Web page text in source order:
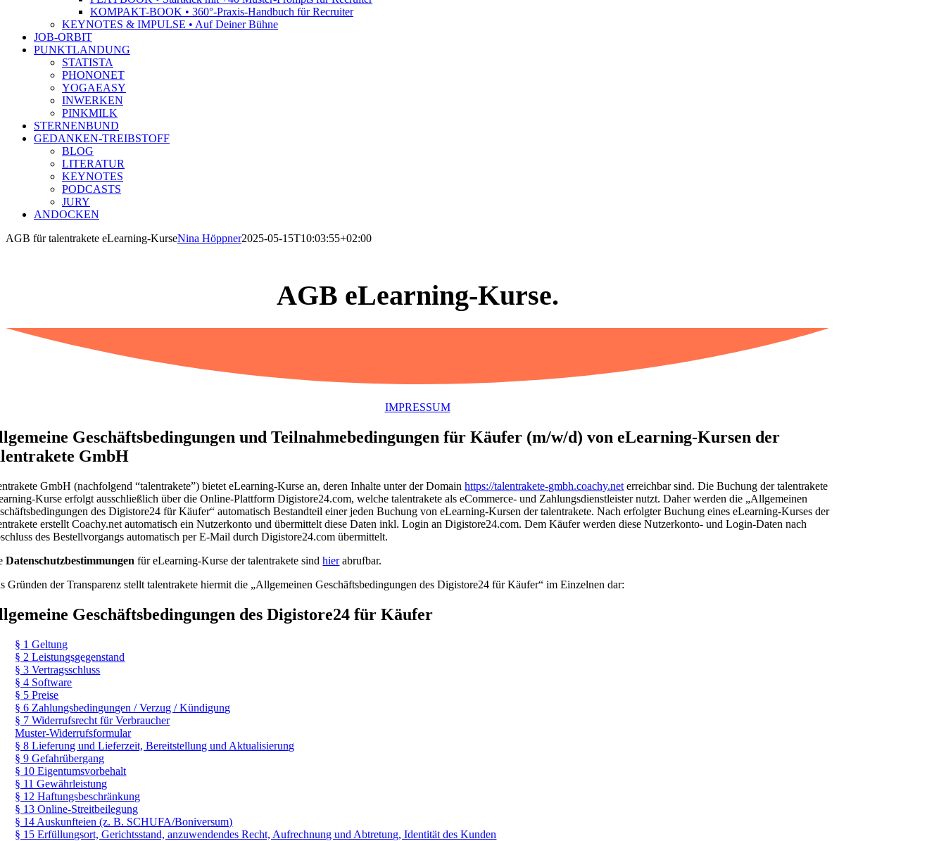
KOMPAKT-BOOK • 360°-Praxis-Handbuch für Recruiter
KEYNOTES & IMPULSE • Auf Deiner Bühne
JOB-ORBIT
PUNKTLANDUNG
STATISTA
PHONONET
YOGAEASY
INWERKEN
PINKMILK
STERNENBUND
GEDANKEN-TREIBSTOFF
BLOG
LITERATUR
KEYNOTES
PODCASTS
JURY
ANDOCKEN
AGB für talentrakete eLearning-KurseNina Höppner2025-05-15T10:03:55+02:00
AGB eLearning-Kurse.
IMPRESSUM
Geschäftsbedingungen und Teilnahmebedingungen für Käufer (m/w/d) von eLearning-Kursen der
GmbH
GmbH (nachfolgend “talentrakete”) bietet eLearning-Kurse an, deren Inhalte unter der Domainhttps://talentrakete-gmbh.coachy.net erreichbar sind. Die Buchung der talentrakete
Kurse erfolgt ausschließlich über die Online-Plattform Digistore24.com, welche talentrakete als eCommerce- und Zahlungsdienstleister nutzt. Daher werden die „Allgemeinen
des Digistore24 für Käufer“ automatisch Bestandteil einer jeden Buchung von eLearning-Kursen der talentrakete. Nach erfolgter Buchung eines eLearning-Kurses der
erstellt Coachy.net automatisch ein Nutzerkonto und übermittelt diese Daten inkl. Login an Digistore24.com. Dem Käufer werden diese Nutzerkonto- und Login-Daten nach
des Bestellvorgangs automatisch per E-Mail durch Digistore24.com übermittelt.
Datenschutzbestimmungen für eLearning-Kurse der talentrakete sindhierabrufbar.
Gründen der Transparenz stellt talentrakete hiermit die „Allgemeinen Geschäftsbedingungen des Digistore24 für Käufer“ im Einzelnen dar:
Geschäftsbedingungen des Digistore24 für Käufer
§ 1 Geltung
§ 2 Leistungsgegenstand
§ 3 Vertragsschluss
§ 4 Software
§ 5 Preise
§ 6 Zahlungsbedingungen / Verzug / Kündigung
§ 7 Widerrufsrecht für Verbraucher
Muster-Widerrufsformular
§ 8 Lieferung und Lieferzeit, Bereitstellung und Aktualisierung
§ 9 Gefahrübergang
§ 10 Eigentumsvorbehalt
§ 11 Gewährleistung
§ 12 Haftungsbeschränkung
§ 13 Online-Streitbeilegung
§ 14 Auskunfteien (z. B. SCHUFA/Boniversum)
§ 15 Erfüllungsort, Gerichtsstand, anzuwendendes Recht, Aufrechnung und Abtretung, Identität des Kunden